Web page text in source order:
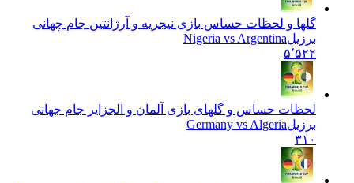
گلها و لحظات حساس بازی نیجریه و آرژانتین جام چهانی
Nigeria vs Argentina
لحظات حساس و گلهای بازی آلمان و الجزایر جام جهانی
Germany vs Algeria